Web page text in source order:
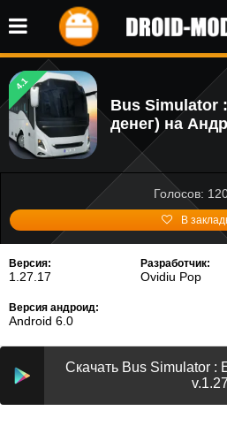
4.1
Bus Simulator
денег) на
Голосов:
В
Версия:
1.27.17
Разработчик:
Ovidiu Pop
Версия андроид:
Android 6.0
Скачать Bus Simulator :